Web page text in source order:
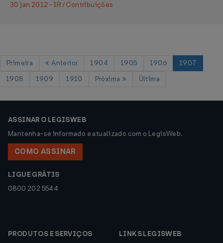
30 jan 2012 - IR / Contribuições
Primeira Anterior 1904 1905 1906
1907
1908
1909 1910 Próxima Última
ASSINAR O LEGISWEB
Mantenha-se informado e atualizado com o LegisWeb.
COMO ASSINAR
LIGUE GRÁTIS
0800 202 5544
PRODUTOS E SERVIÇOS
LINKS LEGISWEB